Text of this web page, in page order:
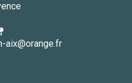
aix@orange.fr